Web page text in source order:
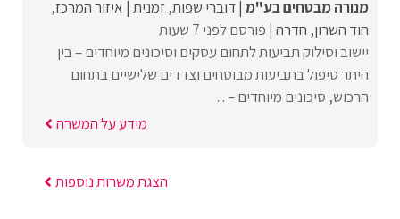
מנורה מבטחים בע"מ דוברי שפות זמנית איזור המרכז
הוד השרון חדרה פורסם לפני 7 שעות
יישוב וסילוק תביעות לתחום עסקים וסיכונים מיוחדים – בין
היתר טיפול בתביעות מבוטחים וצדדים שלישיים בתחום
הרכוש, סיכונים מיוחדים – ...
מידע על המשרה
הצגת משרות נוספות